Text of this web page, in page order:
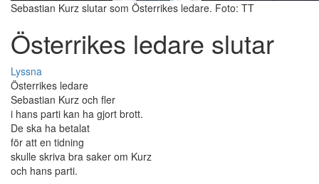
Sebastian Kurz slutar som Österrikes ledare. Foto: TT
Österrikes ledare slutar
Lyssna
Österrikes ledare
Sebastian Kurz och fler
i hans parti kan ha gjort brott.
De ska ha betalat
för att en tidning
skulle skriva bra saker om Kurz
och hans parti.